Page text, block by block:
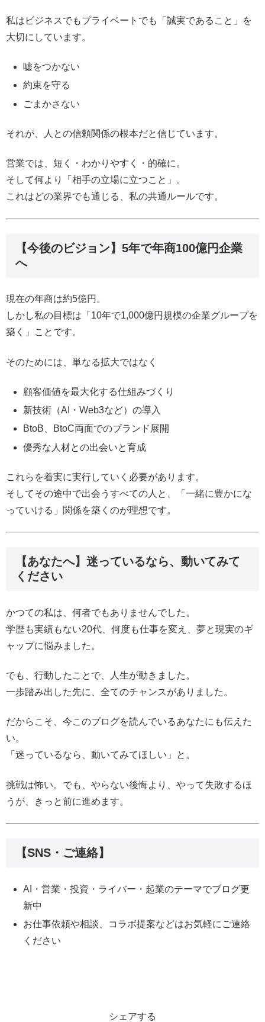
私はビジネスでもプライベートでも「誠実であること」を
大切にしています。
嘘をつかない
約束を守る
ごまかさない
それが、人との信頼関係の根本だと信じています。
営業では、短く・わかりやすく・的確に。
そして何より「相手の立場に立つこと」。
これはどの業界でも通じる、私の共通ルールです。
【今後のビジョン】5年で年商100億円企業
へ
現在の年商は約5億円。
しかし私の目標は「10年で1,000億円規模の企業グループを
築く」ことです。
そのためには、単なる拡大ではなく
顧客価値を最大化する仕組みづくり
新技術（AI・Web3など）の導入
BtoB、BtoC両面でのブランド展開
優秀な人材との出会いと育成
これらを着実に実行していく必要があります。
そしてその途中で出会うすべての人と、「一緒に豊かにな
っていける」関係を築くのが理想です。
【あなたへ】迷っているなら、動いてみて
ください
かつての私は、何者でもありませんでした。
学歴も実績もない20代、何度も仕事を変え、夢と現実のギ
ャップに悩みました。
でも、行動したことで、人生が動きました。
一歩踏み出した先に、全てのチャンスがありました。
だからこそ、今このブログを読んでいるあなたにも伝えた
い。
「迷っているなら、動いてみてほしい」と。
挑戦は怖い。でも、やらない後悔より、やって失敗するほ
うが、きっと前に進めます。
【SNS・ご連絡】
AI・営業・投資・ライバー・起業のテーマでブログ更
新中
お仕事依頼や相談、コラボ提案などはお気軽にご連絡
ください
シェアする